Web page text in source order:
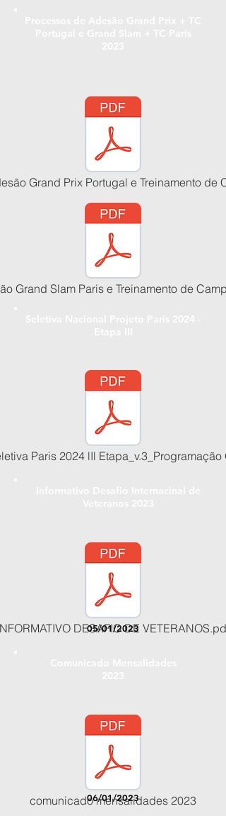
Grand Prix Portugal e Treinamento de
Grand Slam Paris e Treinamento de
03/01/2023
Paris 2024 lIl Etapa_v.3_Programação
05/01/2023
DESAFIO DE VETERANOS.pdf
06/01/2023
comunicado mensalidades 2023